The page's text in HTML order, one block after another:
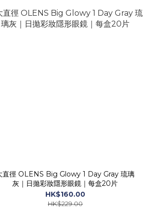
直徑 OLENS Big Glowy 1 Day Gray 琉璃
灰｜日拋彩妝隱形眼鏡｜每盒20片
HK$160.00
HK$229.00